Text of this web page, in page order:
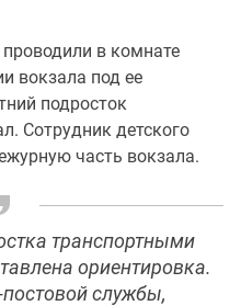
в комнате
вокзала под ее
подросток
Сотрудник детского
часть вокзала.
транспортными
ориентировка.
службы,